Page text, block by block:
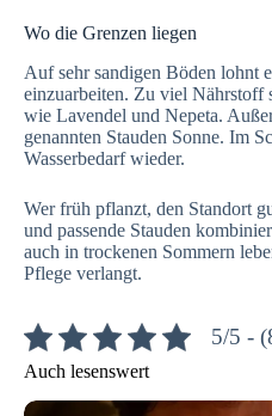
Wo die Grenzen liegen
Auf sehr sandigen Böden lohnt
einzuarbeiten. Zu viel Nährstoff
wie Lavendel und Nepeta.
genannten Stauden Sonne. Im
Wasserbedarf wieder.
Wer früh pflanzt, den Standort
und passende Stauden
auch in trockenen Sommern
Pflege verlangt.
5/5 -
Auch lesenswert